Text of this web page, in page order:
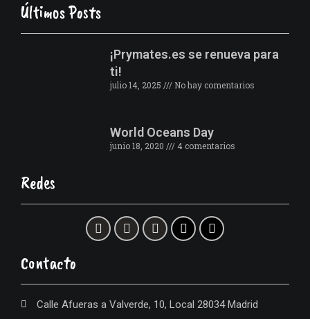
Últimos Posts
¡Prymates.es se renueva para
ti!
julio 14, 2025 No hay comentarios
World Oceans Day
junio 18, 2020 4 comentarios
Redes
Contacto
Calle Afueras a Valverde, 10, Local 28034 Madrid